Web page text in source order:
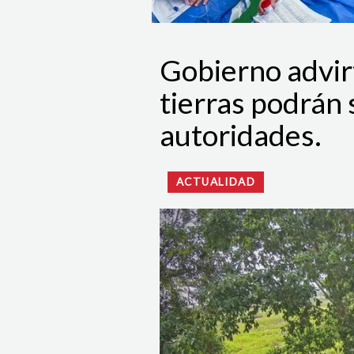
Gobierno
tierras podrán
autoridades.
ACTUALIDAD